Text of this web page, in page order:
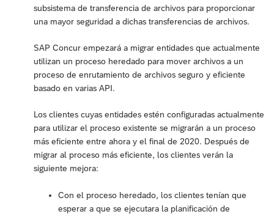
subsistema de transferencia de archivos para proporcionar
una mayor seguridad a dichas transferencias de archivos.
SAP Concur empezará a migrar entidades que actualmente
utilizan un proceso heredado para mover archivos a un
proceso de enrutamiento de archivos seguro y eficiente
basado en varias API.
Los clientes cuyas entidades estén configuradas actualmente
para utilizar el proceso existente se migrarán a un proceso
más eficiente entre ahora y el final de 2020. Después de
migrar al proceso más eficiente, los clientes verán la
siguiente mejora:
Con el proceso heredado, los clientes tenían que
esperar a que se ejecutara la planificación de